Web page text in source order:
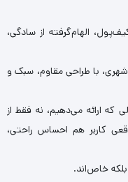
الهام‌گرفته از سادگی،
با طراحی مقاوم، سبک و
که ارائه می‌دهیم، نه فقط از
کاربر هم احساس راحتی،
خاص‌اند.